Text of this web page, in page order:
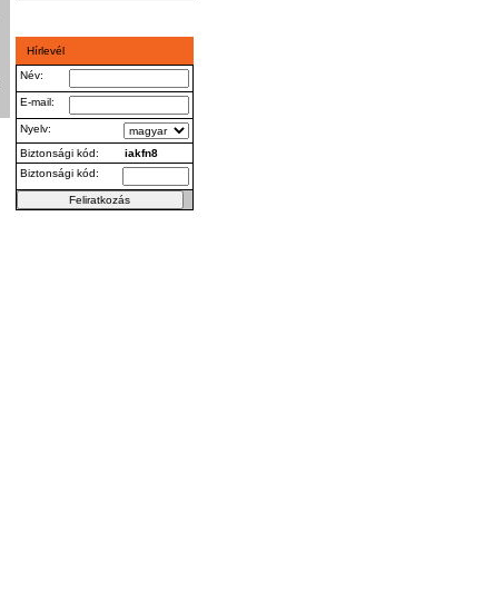
Hírlevél
Név:
E-mail:
Nyelv:
Biztonsági kód:
iakfn8
Biztonsági kód: